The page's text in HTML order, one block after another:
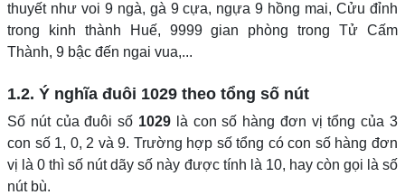
thuyết như voi 9 ngà, gà 9 cựa, ngựa 9 hồng mai, Cửu đỉnh
trong kinh thành Huế, 9999 gian phòng trong Tử Cấm
Thành, 9 bậc đến ngai vua,...
1.2. Ý nghĩa đuôi 1029 theo tổng số nút
Số nút của đuôi số 1029là con số hàng đơn vị tổng của 3
con số 1, 0, 2 và 9. Trường hợp số tổng có con số hàng đơn
vị là 0 thì số nút dãy số này được tính là 10, hay còn gọi là số
nút bù.